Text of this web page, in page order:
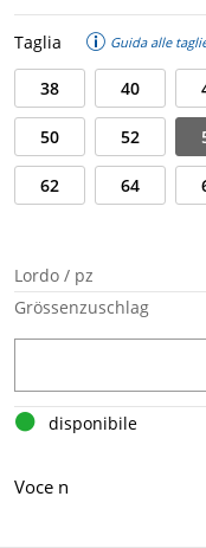
Taglia Guida alle
38 40
50 52
62 64
Lordo / pz
Grössenzuschlag
disponibile
Voce n